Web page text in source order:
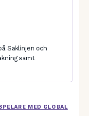
Saklinjen och
samt
MED GLOBAL